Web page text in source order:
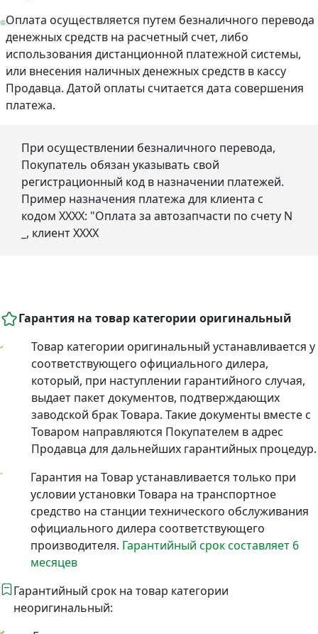
Оплата осуществляется путем безналичного перевода
денежных средств на расчетный счет, либо
использования дистанционной платежной системы,
или внесения наличных денежных средств в кассу
Продавца. Датой оплаты считается дата совершения
платежа.
При осуществлении безналичного перевода,
Покупатель обязан указывать свой
регистрационный код в назначении платежей.
Пример назначения платежа для клиента с
кодом ХХХХ: "Оплата за автозапчасти по счету N
_, клиент ХХХХ
Гарантия на товар категории оригинальный
Товар категории оригинальный устанавливается у
соответствующего официального дилера,
который, при наступлении гарантийного случая,
выдает пакет документов, подтверждающих
заводской брак Товара. Такие документы вместе с
Товаром направляются Покупателем в адрес
Продавца для дальнейших гарантийных процедур.
Гарантия на Товар устанавливается только при
условии установки Товара на транспортное
средство на станции технического обслуживания
официального дилера соответствующего
производителя. Гарантийный срок составляет 6
месяцев
Гарантийный срок на товар категории
неоригинальный: